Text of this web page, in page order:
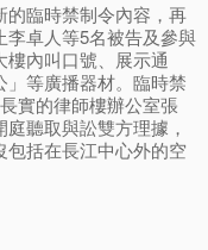
的臨時禁制令內容，再
李卓人等5名被告及參與
內叫口號、展示通
等廣播器材。臨時禁
實的律師樓辦公室張
聽取與訟雙方理據，
括在長江中心外的空